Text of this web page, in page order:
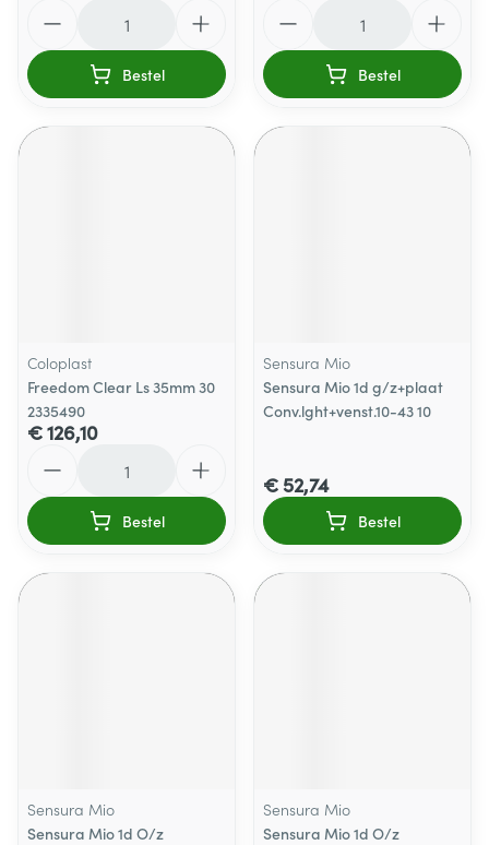
Bestel Bestel
Coloplast
Freedom Clear Ls 35mm 30
2335490
€ 126,10
Bestel
Sensura Mio
Sensura Mio 1d g/z+plaat
Conv.lght+venst.10-43 10
€ 52,74
Bestel
Sensura Mio
Sensura Mio 1d O/z
Sensura Mio
Sensura Mio 1d O/z